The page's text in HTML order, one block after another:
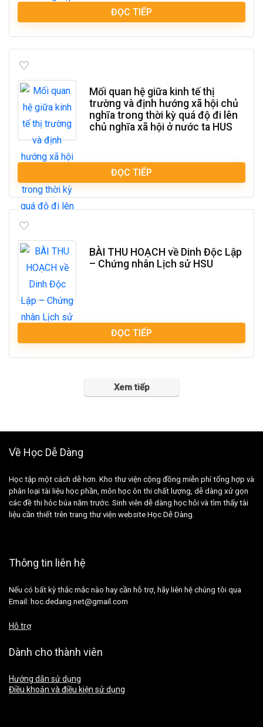
ĐỌC TIẾP
Mối quan hệ giữa kinh tế thị
trường và định hướng xã hội chủ
nghĩa trong thời kỳ quá độ đi lên
chủ nghĩa xã hội ở nước ta HUS
ĐỌC TIẾP
BÀI THU HOẠCH về Dinh Độc Lập
– Chứng nhân Lịch sử HSU
ĐỌC TIẾP
Xem tiếp
Về Học Dễ Dàng
Học tập một cách dễ hơn. Kho thư viện cộng đồng miễn phí tổng hợp và
phân loại tài liệu học phần, môn học ôn thi chất lượng, dễ dàng xử gọn
các đề thi hóc búa năm trước. Sinh viên dễ dàng học hỏi và tìm thấy tài
liệu cần thiết trên trang thư viện website Học Dễ Dàng.
Thông tin liên hệ
Nếu có bất kỳ thắc mắc nào hay cần hỗ trợ, hãy liên hệ chúng tôi qua
Email: hoc.dedang.net@gmail.com
Hỗ trợ
Dành cho thành viên
Hướng dẫn sử dụng
Điều khoản và điều kiện sử dụng